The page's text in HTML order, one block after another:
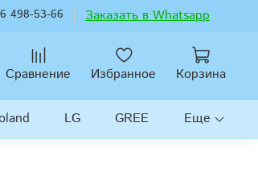
498-53-66 Заказать в Whatsapp
Сравнение Избранное Корзина
LG GREE
Еще